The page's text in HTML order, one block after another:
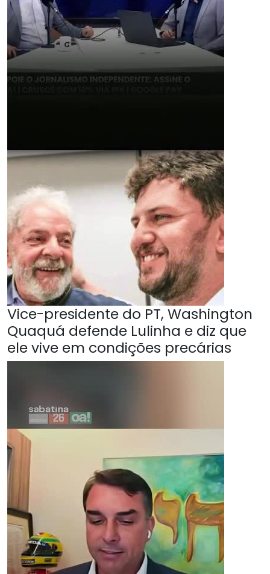
Vice-presidente do PT, Washington
Quaquá defende Lulinha e diz que
ele vive em condições precárias